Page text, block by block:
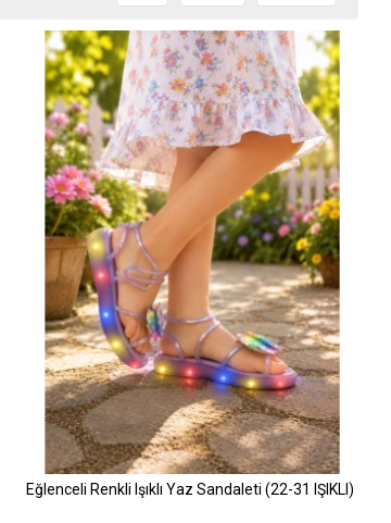
Eğlenceli Renkli Işıklı Yaz Sandaleti (22-31 IŞIKLI)